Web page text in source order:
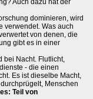
Auch dazu hat der
dominieren, wird
verwendet. Was auch
von denen, die
gibt es in einer
bei Nacht. Flutlicht,
- die einen
Es ist dieselbe Macht,
Menschen
Teil von